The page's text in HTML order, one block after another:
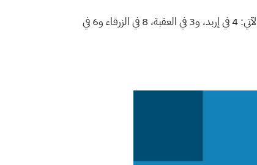
وحسب إحصئيات مديرية التعليم الخاص فقد بلغ عدد المدارس الخاصة في المحافظات 826 مدرسة منها 36 مدرسة مسيحية موزعة كالآتي: 4 في إربد، و3 في العقبة، 8 في الزرقاء و6 في